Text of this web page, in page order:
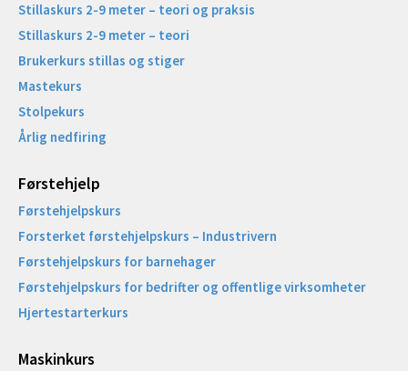
Stillaskurs 2-9 meter – teori og praksis
Stillaskurs 2-9 meter – teori
Brukerkurs stillas og stiger
Mastekurs
Stolpekurs
Årlig nedfiring
Førstehjelp
Førstehjelpskurs
Forsterket førstehjelpskurs – Industrivern
Førstehjelpskurs for barnehager
Førstehjelpskurs for bedrifter og offentlige virksomheter
Hjertestarterkurs
Maskinkurs